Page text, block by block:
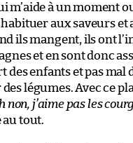
m’aide à un moment
aux saveurs et
ils mangent, ils ont
et en sont donc
des enfants et pas mal
légumes. Avec ce
non, j’aime pas les
au tout.